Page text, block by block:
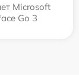
Microsoft
Go 3